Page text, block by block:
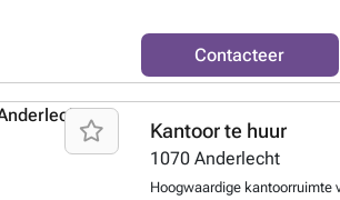
Contacteer
Kantoor te huur
1070 Anderlecht
Hoogwaardige kantoorruimte